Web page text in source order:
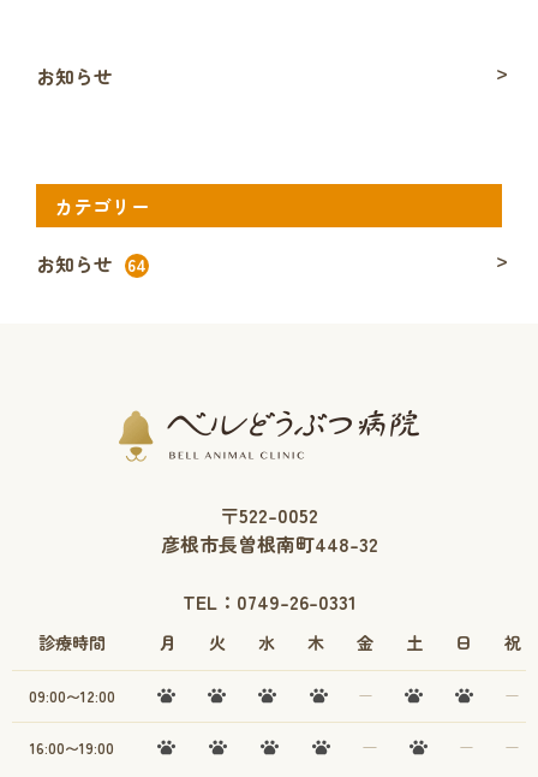
お知らせ
カテゴリー
お知らせ
64
〒522-0052
彦根市長曽根南町448-32
TEL： 0749-26-0331
診療時間 月 火 水 木 金 土 日 祝
09:00〜12:00
16:00〜19:00